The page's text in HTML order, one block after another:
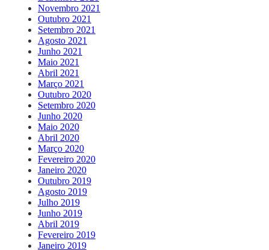
Novembro 2021
Outubro 2021
Setembro 2021
Agosto 2021
Junho 2021
Maio 2021
Abril 2021
Março 2021
Outubro 2020
Setembro 2020
Junho 2020
Maio 2020
Abril 2020
Março 2020
Fevereiro 2020
Janeiro 2020
Outubro 2019
Agosto 2019
Julho 2019
Junho 2019
Abril 2019
Fevereiro 2019
Janeiro 2019